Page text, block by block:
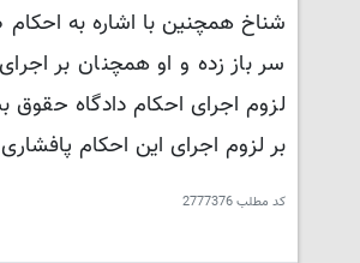
سر باز زده و او همچنان بر
لزوم اجرای احکام دادگاه حقوق
بر لزوم اجرای این احکام
کد مطلب2777376